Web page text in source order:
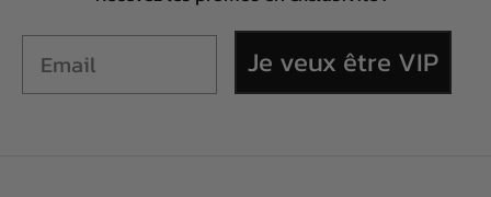
Je veux être VIP